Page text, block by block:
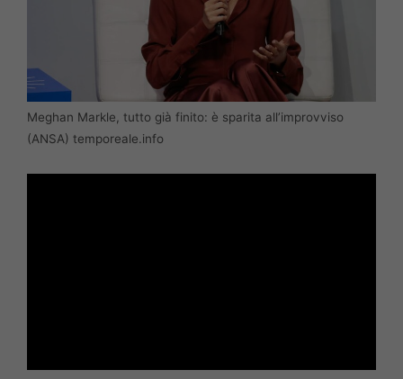
Meghan Markle, tutto già finito: è sparita all’improvviso
(ANSA) temporeale.info